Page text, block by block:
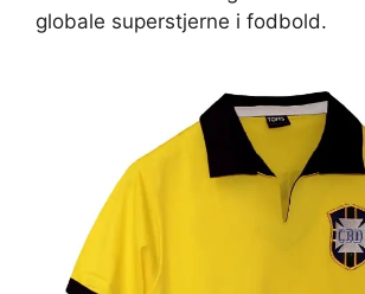
globale superstjerne i fodbold.